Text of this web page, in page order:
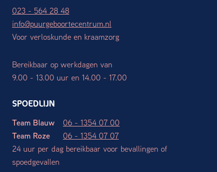
023 - 564 28 48
info@puurgeboortecentrum.nl
Voor verloskunde en kraamzorg
Bereikbaar op werkdagen van
9.00 - 13.00 uur en 14.00 - 17.00
SPOEDLIJN
Team Blauw
06 - 1354 07 00
Team Roze
06 - 1354 07 07
24 uur per dag bereikbaar voor bevallingen of
spoedgevallen